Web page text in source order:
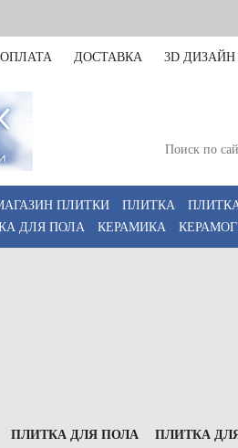
ОПЛАТА ДОСТАВКА 3D ДИЗАЙН
ПЛИТКИ ПЛИТКА
ДЛЯ ПОЛА
КЕРАМИКА
ПЛИТКА ДЛЯ ПОЛА ПЛИТКА